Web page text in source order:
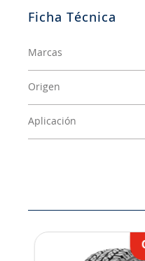
Marcas
Origen
Aplicación